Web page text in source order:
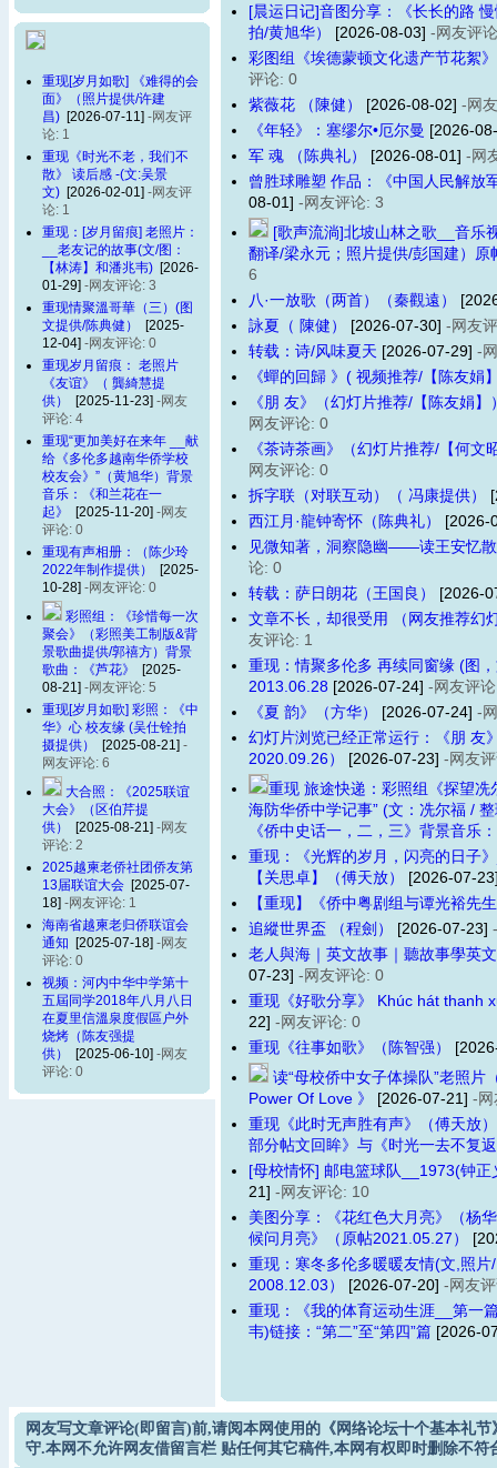
重现[岁月如歌] 《难得的会
面》（照片提供/许建
昌) [2026-07-11] -网友评
论: 1
重现《时光不老，我们不
散》 读后感 -(文:吴景
文) [2026-02-01] -网友评
论: 1
重现：[岁月留痕] 老照片：
__老友记的故事(文/图：
【林涛​】和潘兆韦) [2026-
01-29] -网友评论: 3
重现情聚溫哥華（三）(图
文提供/陈典健）
[2025-
12-04] -网友评论: 0
重现岁月留痕： 老照片
《友谊》（ 龔綺慧提
供）
[2025-11-23] -网友
评论: 4
重现“更加美好在来年 __献
给《多伦多越南华侨学校
校友会》”（黄旭华）背景
音乐：《和兰花在一
起》
[2025-11-20] -网友
评论: 0
重现有声相册：（陈少玲
2022年制作提供）
[2025-
10-28] -网友评论: 0
彩照组：《珍惜每一次
聚会》（彩照美工制版&背
景歌曲提供/郭禧方）背景
歌曲：《芦花》
[2025-
08-21] -网友评论: 5
重现[岁月如歌] 彩照：《中
华》心 校友缘 (吴仕铨拍
摄提供）
[2025-08-21] -
网友评论: 6
大合照：《2025联谊
大会》（区伯芹提
供）
[2025-08-21] -网友
评论: 2
2025越柬老侨社团侨友第
13届联谊大会 [2025-07-
18] -网友评论: 1
海南省越柬老归侨联谊会
通知 [2025-07-18] -网友
评论: 0
视频：河内中华中学第十
五屆同学2018年八月八日
在夏里信溫泉度假區户外
烧烤（陈友强提
供）
[2025-06-10] -网友
评论: 0
[晨运日记]音图分享：《长长的路
拍/黄旭华）
[2026-08-03] -网友评
彩图组《埃德蒙顿文化遗产节花絮
评论: 0
紫薇花 （陳健）
[2026-08-02] -网
《年轻》：塞缪尔•厄尔曼 [2026-
军 魂 （陈典礼）
[2026-08-01] -网
曾胜球雕塑 作品：《中国人民解放
08-01] -网友评论: 3
[歌声流淌]北坡山林之歌__音乐
翻译/梁永元；照片提供/彭国建）原
6
八·一放歌（两首）（秦觀遠）
詠夏（ 陳健）
[2026-07-30] -网友
转载：诗/风味夏天 [2026-07-29] -
《蟬的回歸 》( 视频推荐/【陈友娟
《朋 友》（幻灯片推荐/【陈友娟
网友评论: 0
《茶诗茶画》（幻灯片推荐/【何
网友评论: 0
拆字联（对联互动）（ 冯康提供）
西江月·龍钟寄怀（陈典礼）
见微知著，洞察隐幽——读王安忆
论: 0
转载：萨日朗花（王国良）
[2026-
文章不长，却很受用 （网友推荐幻
友评论: 1
重现：情聚多伦多 再续同窗缘 (图
2013.06.28 [2026-07-24] -网友评
《夏 韵》（方华）
[2026-07-24] -
幻灯片浏览已经正常运行：《朋 友
2020.09.26）
[2026-07-23] -网友
重现 旅途快递：彩照组《探望冼
海防华侨中学记事” (文：冼尔福 /
《侨中史话一，二，三》背景音乐
重现：《光辉的岁月，闪亮的日子
【关思卓】（傅天放）
[2026-07-
【重现】《侨中粤剧组与谭光裕先
追縱世界盃 （程劍）
[2026-07-23]
老人與海｜英文故事｜聽故事學英
07-23] -网友评论: 0
重现《好歌分享》 Khúc hát thanh
22] -网友评论: 0
重现《往事如歌》（陈智强）
读“母校侨中女子体操队”老照
Power Of Love 》
[2026-07-21] -网
重现《此时无声胜有声》（傅天放
部分帖文回眸》与《时光一去不复
[母校情怀] 邮电篮球队__1973(钟
21] -网友评论: 10
美图分享：《花红色大月亮》（杨
候问月亮》（原帖2021.05.27）
重现：寒冬多伦多暖暖友情(文,照
2008.12.03）
[2026-07-20] -网友
重现：《我的体育运动生涯__第一
韦)链接：“第二”至“第四”篇 [2026-
网友写文章评论(即留言)前,请阅本网使用的《网络论坛十个基本礼
守.本网不允许网友借留言栏 贴任何其它稿件,本网有权即时删除不